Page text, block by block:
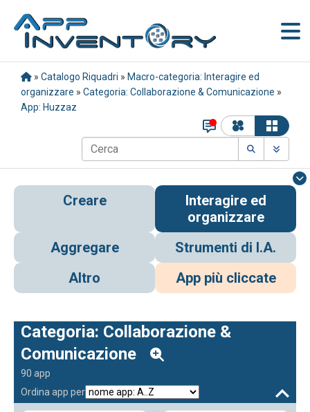
» Catalogo Riquadri » Macro-categoria: Interagire ed
organizzare » Categoria: Collaborazione & Comunicazione »
App: Huzzaz
Creare
Interagire ed
organizzare
Aggregare
Strumenti di I.A.
Altro
App più cliccate
Categoria: Collaborazione &
Comunicazione
90 app
Ordina app per